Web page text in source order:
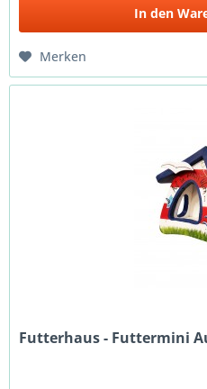
In den
Merken
Futterhaus - Futtermini